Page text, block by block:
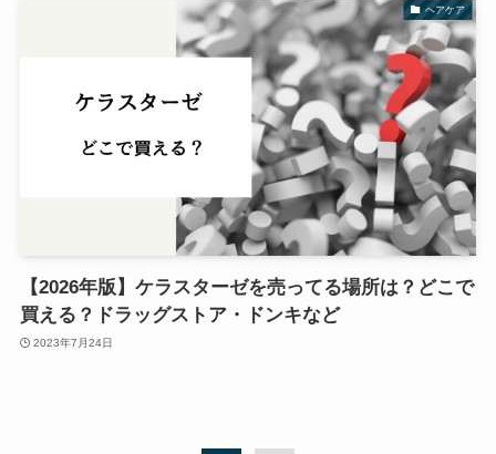
ヘアケア
【2026年版】ケラスターゼを売ってる場所は？どこで
買える？ドラッグストア・ドンキなど
2023年7月24日